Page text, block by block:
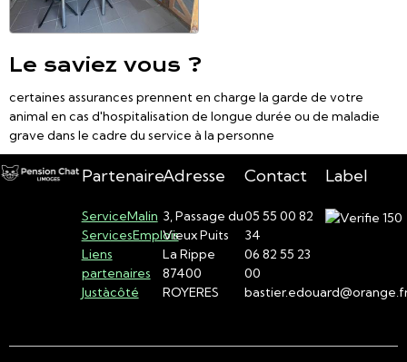
Le saviez vous ?
certaines assurances prennent en charge la garde de votre
animal en cas d'hospitalisation de longue durée ou de maladie
grave dans le cadre du service à la personne
Partenaire
ServiceMalin
ServicesEmplois
Liens
partenaires
Justàcôté
Adresse
3, Passage du
Vieux Puits
La Rippe
87400
ROYERES
Contact
05 55 00 82
34
06 82 55 23
00
Label